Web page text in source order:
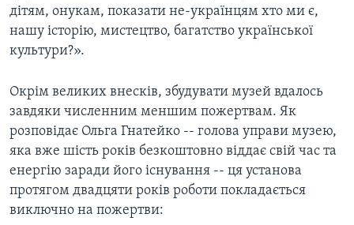
дітям, онукам, показати не-українцям хто ми є,
нашу історію, мистецтво, багатство української
культури?».
Окрім великих внесків, збудувати музей вдалось
завдяки численним меншим пожертвам. Як
розповідає Ольга Гнатейко -- голова управи музею,
яка вже шість років безкоштовно віддає свій час та
енергію заради його існування -- ця установа
протягом двадцяти років роботи покладається
виключно на пожертви: